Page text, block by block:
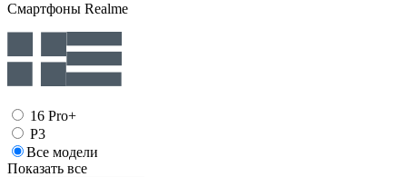
Смартфоны Realme
16 Pro+
P3
Все модели
Показать все